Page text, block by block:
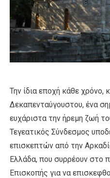
Την ίδια εποχή κάθε χρόνο,
Δεκαπενταύγουστου, ένα
ευχάριστα την ήρεμη ζωή
Τεγεατικός Σύνδεσμος
επισκεπτών από την
Ελλάδα, που συρρέουν στο
Επισκοπής για να